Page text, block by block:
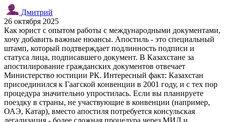
Дмитрий
26 октября 2025
Как юрист с опытом работы с международными документами,
хочу добавить важные нюансы. Апостиль - это специальный
штамп, который подтверждает подлинность подписи и
статуса лица, подписавшего документ. В Казахстане за
апостилирование гражданских документов отвечает
Министерство юстиции РК. Интересный факт: Казахстан
присоединился к Гаагской конвенции в 2001 году, и с тех пор
процедура значительно упростилась. Если вы планируете
поездку в страны, не участвующие в конвенции (например,
ОАЭ, Катар), вместо апостиля потребуется консульская
легализация - более сложная процедура через МИД и